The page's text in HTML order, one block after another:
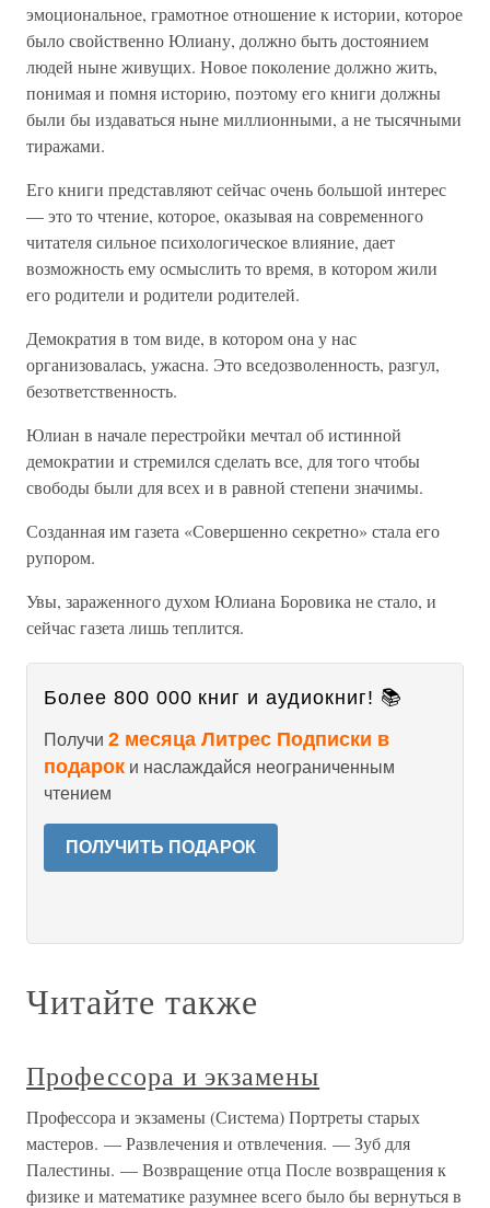
эмоциональное, грамотное отношение к истории, которое
было свойственно Юлиану, должно быть достоянием
людей ныне живущих. Новое поколение должно жить,
понимая и помня историю, поэтому его книги должны
были бы издаваться ныне миллионными, а не тысячными
тиражами.
Его книги представляют сейчас очень большой интерес
— это то чтение, которое, оказывая на современного
читателя сильное психологическое влияние, дает
возможность ему осмыслить то время, в котором жили
его родители и родители родителей.
Демократия в том виде, в котором она у нас
организовалась, ужасна. Это вседозволенность, разгул,
безответственность.
Юлиан в начале перестройки мечтал об истинной
демократии и стремился сделать все, для того чтобы
свободы были для всех и в равной степени значимы.
Созданная им газета «Совершенно секретно» стала его
рупором.
Увы, зараженного духом Юлиана Боровика не стало, и
сейчас газета лишь теплится.
Более 800 000 книг и аудиокниг! 📚
Получи 2 месяца Литрес Подписки в
подарок и наслаждайся неограниченным
чтением
ПОЛУЧИТЬ ПОДАРОК
Читайте также
Профессора и экзамены
Профессора и экзамены (Система) Портреты старых
мастеров. — Развлечения и отвлечения. — Зуб для
Палестины. — Возвращение отца После возвращения к
физике и математике разумнее всего было бы вернуться в